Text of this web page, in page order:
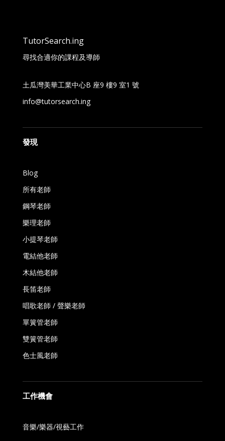
TutorSearch.ing
尋找合適你的課程及導師
土瓜灣美華工業中心B 座9 樓9 室1 號
info@tutorsearch.ing
發現
Blog
所有老師
鋼琴老師
樂理老師
小提琴老師
電結他老師
木結他老師
長笛老師
唱歌老師 / 聲樂老師
單簧管老師
雙簧管老師
色士風老師
工作機會
音樂/樂器/視藝工作